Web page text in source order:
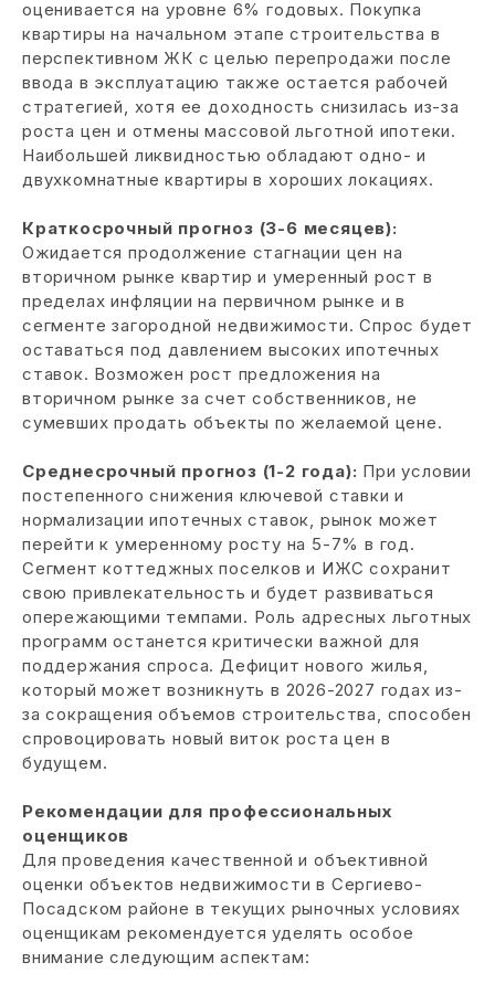
оценивается на уровне 6% годовых. Покупка
квартиры на начальном этапе строительства в
перспективном ЖК с целью перепродажи после
ввода в эксплуатацию также остается рабочей
стратегией, хотя ее доходность снизилась из-за
роста цен и отмены массовой льготной ипотеки.
Наибольшей ликвидностью обладают одно- и
двухкомнатные квартиры в хороших локациях.
Краткосрочный прогноз (3-6 месяцев):
Ожидается продолжение стагнации цен на
вторичном рынке квартир и умеренный рост в
пределах инфляции на первичном рынке и в
сегменте загородной недвижимости. Спрос будет
оставаться под давлением высоких ипотечных
ставок. Возможен рост предложения на
вторичном рынке за счет собственников, не
сумевших продать объекты по желаемой цене.
Среднесрочный прогноз (1-2 года): При условии
постепенного снижения ключевой ставки и
нормализации ипотечных ставок, рынок может
перейти к умеренному росту на 5-7% в год.
Сегмент коттеджных поселков и ИЖС сохранит
свою привлекательность и будет развиваться
опережающими темпами. Роль адресных льготных
программ останется критически важной для
поддержания спроса. Дефицит нового жилья,
который может возникнуть в 2026-2027 годах из-
за сокращения объемов строительства, способен
спровоцировать новый виток роста цен в
будущем.
Рекомендации для профессиональных
оценщиков
Для проведения качественной и объективной
оценки объектов недвижимости в Сергиево-
Посадском районе в текущих рыночных условиях
оценщикам рекомендуется уделять особое
внимание следующим аспектам: